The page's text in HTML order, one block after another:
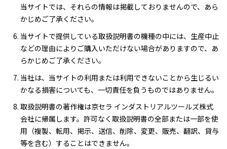
当サイトでは、それらの情報は掲載しておりませんので、あら
かじめご了承ください。
当サイトで提供している取扱説明書の機種の中には、生産中止
などの理由によりご購入いただけない場合がありますので、あ
らかじめご了承ください。
当社は、当サイトの利用または利用できないことから生じるい
かなる損害についても、一切責任を負うものではありません。
取扱説明書の著作権は京セラ インダストリアルツールズ株式
会社に帰属します。許可なく取扱説明書の全部または一部を使
用（複製、転用、掲示、送信、削除、変更、販売、翻訳、貸与
等を含む）することはできません。